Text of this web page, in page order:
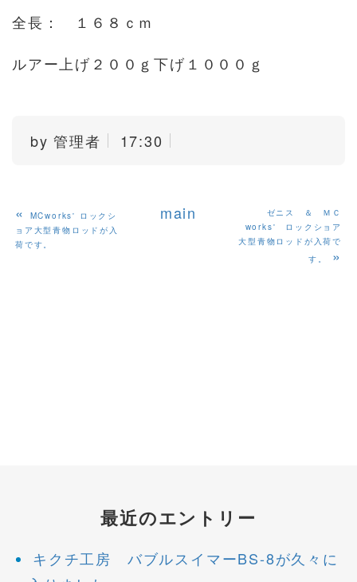
全長： １６８ｃｍ
ルアー上げ２００ｇ下げ１０００ｇ
by管理者 17:30
«
MCworks' ロックシ
ョア大型青物ロッドが入
荷です。
main
ゼニス ＆ ＭＣ
works' ロックショア
大型青物ロッドが入荷で
す。
»
最近のエントリー
キクチ工房 バブルスイマーBS-8が久々に